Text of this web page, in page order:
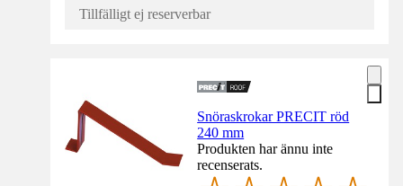
Tillfälligt ej reserverbar
Snöraskrokar PRECIT röd
240 mm
Produkten har ännu inte
recenserats.